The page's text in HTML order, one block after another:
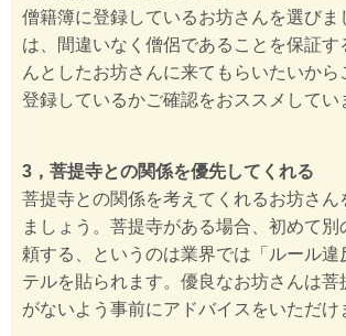
僧籍簿に登録しているお坊さんを選びま
は、間違いなく僧侶であることを保証す
んとしたお坊さんに来てもらいたいから
登録しているかご確認をおススメしてい
3，菩提寺との関係を優先してくれる
菩提寺との関係を考えてくれるお坊さん
ましょう。菩提寺がある場合、初めて別
頼する、というのは業界では「ルール違
テルを貼られます。優良なお坊さんは菩
がないよう事前にアドバイスをいただけ